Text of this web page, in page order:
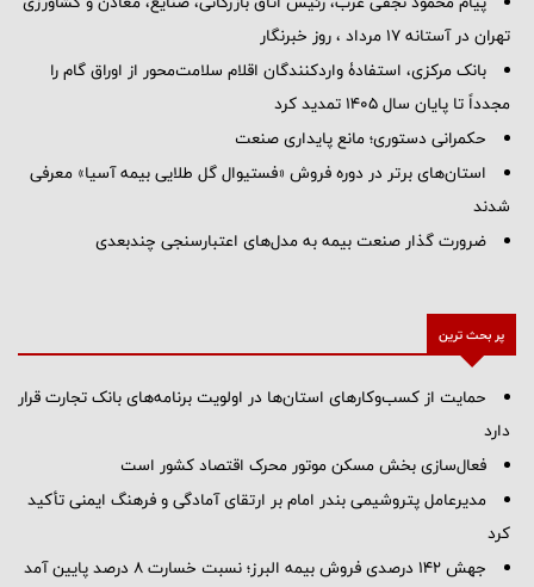
تهران در آستانه 17 مرداد ، روز خبرنگار
بانک مرکزی، استفادۀ واردکنندگان اقلام سلامت‌محور از اوراق گام را
مجدداً تا پایان سال ۱۴۰۵ تمدید کرد
حکمرانی دستوری؛ مانع پایداری صنعت
استان‌های برتر در دوره فروش «فستیوال گل طلایی بیمه آسیا» معرفی
شدند
ضرورت گذار صنعت بیمه به مدل‌های اعتبارسنجی چندبعدی
پر بحث ترین
حمایت از کسب‌وکارهای استان‌ها در اولویت برنامه‌های بانک تجارت قرار
دارد
فعال‌سازی بخش مسکن موتور محرک اقتصاد کشور است
مدیرعامل پتروشیمی بندر امام بر ارتقای آمادگی و فرهنگ ایمنی تأکید
کرد
جهش 142 درصدی فروش بیمه البرز؛ نسبت خسارت 8 درصد پایین آمد